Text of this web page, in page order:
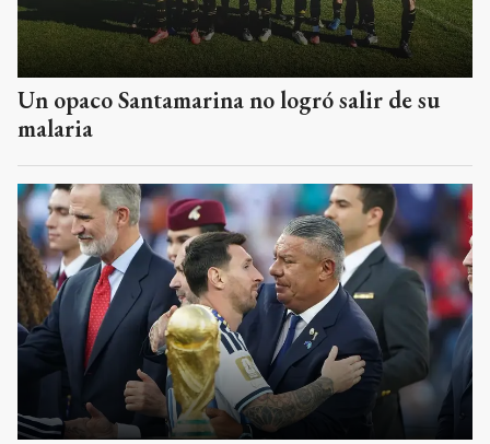
Un opaco Santamarina no logró salir de su
malaria